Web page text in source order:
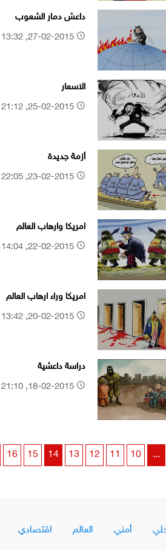
داعش دمار الشعوب
27-02-2015, 13:32
الاسعار
25-02-2015, 21:12
أزمة جديدة
23-02-2015, 22:05
امريكا وارهاب العالم
22-02-2015, 14:04
امريكا وراء ارهاب العالم
20-02-2015, 13:42
دراسة داعشية
18-02-2015, 21:10
...
10
11
12
13
14
15
16
أمني العالم اقتصادي